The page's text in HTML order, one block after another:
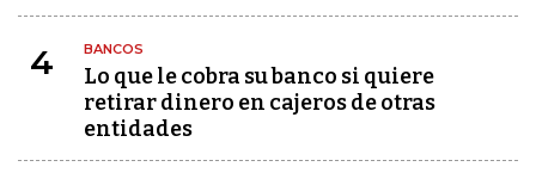
4 BANCOS
Lo que le cobra su banco si quiere
retirar dinero en cajeros de otras
entidades